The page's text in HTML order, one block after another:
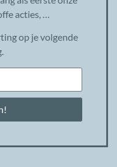
acties, …
op je volgende